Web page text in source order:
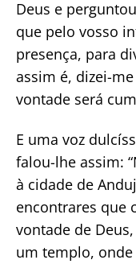
Deus e
que pelo vosso
presença, para
assim é, dizei-
vontade será
E uma voz
falou-lhe assim:
à cidade de
encontrares que
vontade de
um templo,